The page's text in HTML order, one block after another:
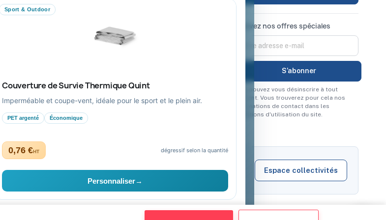
Sport & Outdoor
Couverture de Survie Thermique Quint
Imperméable et coupe-vent, idéale pour le sport et le plein air.
PET argenté Économique
0,76 €HT dégressif selon la quantité
Personnaliser→
Ils nous ont fait confiance
Livraison
Recevez nos offres spéciales
Vous pouvez vous désinscrire à tout
moment. Vous trouverez pour cela nos
informations de contact dans les
conditions d'utilisation du site.
Espace collectivités